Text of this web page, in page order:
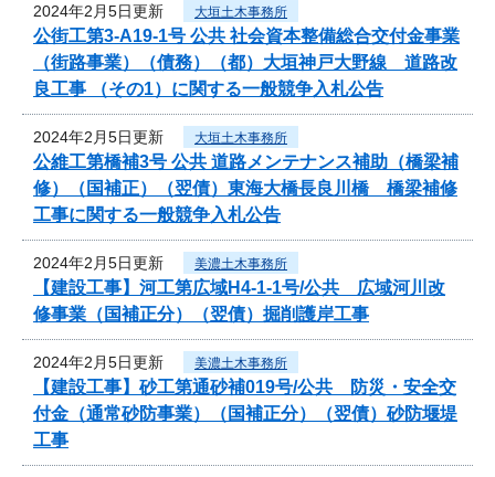
2024年2月5日更新 大垣土木事務所
公街工第3-A19-1号 公共 社会資本整備総合交付金事業
（街路事業）（債務）（都）大垣神戸大野線 道路改
良工事 （その1）に関する一般競争入札公告
2024年2月5日更新 大垣土木事務所
公維工第橋補3号 公共 道路メンテナンス補助（橋梁補
修）（国補正）（翌債）東海大橋長良川橋 橋梁補修
工事に関する一般競争入札公告
2024年2月5日更新 美濃土木事務所
【建設工事】河工第広域H4-1-1号/公共 広域河川改
修事業（国補正分）（翌債）掘削護岸工事
2024年2月5日更新 美濃土木事務所
【建設工事】砂工第通砂補019号/公共 防災・安全交
付金（通常砂防事業）（国補正分）（翌債）砂防堰堤
工事